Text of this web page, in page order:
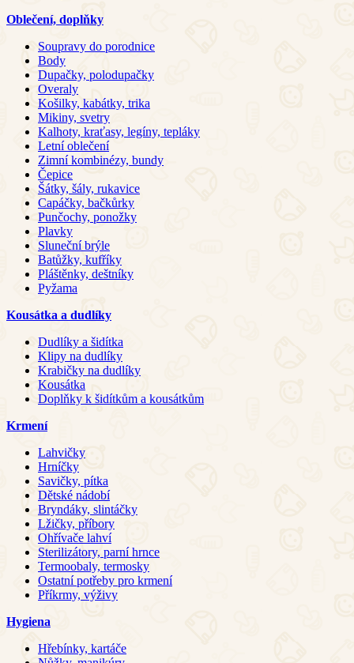
Oblečení, doplňky
Soupravy do porodnice
Body
Dupačky, polodupačky
Overaly
Košilky, kabátky, trika
Mikiny, svetry
Kalhoty, kraťasy, legíny, tepláky
Letní oblečení
Zimní kombinézy, bundy
Čepice
Šátky, šály, rukavice
Capáčky, bačkůrky
Punčochy, ponožky
Plavky
Sluneční brýle
Batůžky, kufříky
Pláštěnky, deštníky
Pyžama
Kousátka a dudlíky
Dudlíky a šidítka
Klipy na dudlíky
Krabičky na dudlíky
Kousátka
Doplňky k šidítkům a kousátkům
Krmení
Lahvičky
Hrníčky
Savičky, pítka
Dětské nádobí
Bryndáky, slintáčky
Lžičky, příbory
Ohřívače lahví
Sterilizátory, parní hrnce
Termoobaly, termosky
Ostatní potřeby pro krmení
Příkrmy, výživy
Hygiena
Hřebínky, kartáče